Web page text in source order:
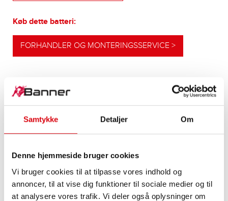
Samtykke Detaljer Om
Denne hjemmeside bruger cookies
Vi bruger cookies til at tilpasse vores indhold og
annoncer, til at vise dig funktioner til sociale medier og til
at analysere vores trafik. Vi deler også oplysninger om
Køb dette batteri:
FORHANDLER OG MONTERINGSSERVICE >
ALTERNATIV
Vores anbefaling til køretøjer med højere
energibehov eller højere koldstartskrav